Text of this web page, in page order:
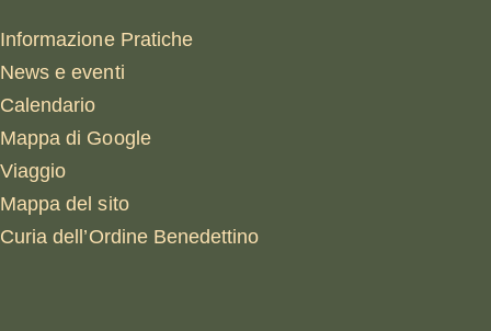
Informazione Pratiche
News e eventi
Calendario
Mappa di Google
Viaggio
Mappa del sito
Curia dell’Ordine Benedettino